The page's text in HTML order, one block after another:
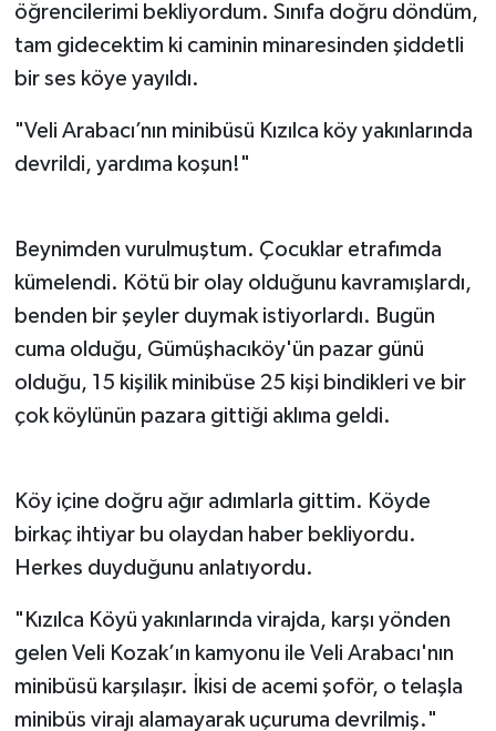
öğrencilerimi bekliyordum. Sınıfa doğru döndüm,
tam gidecektim ki caminin minaresinden şiddetli
bir ses köye yayıldı.
"Veli Arabacı’nın minibüsü Kızılca köy yakınlarında
devrildi, yardıma koşun!"
Beynimden vurulmuştum. Çocuklar etrafımda
kümelendi. Kötü bir olay olduğunu kavramışlardı,
benden bir şeyler duymak istiyorlardı. Bugün
cuma olduğu, Gümüşhacıköy'ün pazar günü
olduğu, 15 kişilik minibüse 25 kişi bindikleri ve bir
çok köylünün pazara gittiği aklıma geldi.
Köy içine doğru ağır adımlarla gittim. Köyde
birkaç ihtiyar bu olaydan haber bekliyordu.
Herkes duyduğunu anlatıyordu.
"Kızılca Köyü yakınlarında virajda, karşı yönden
gelen Veli Kozak’ın kamyonu ile Veli Arabacı'nın
minibüsü karşılaşır. İkisi de acemi şoför, o telaşla
minibüs virajı alamayarak uçuruma devrilmiş."